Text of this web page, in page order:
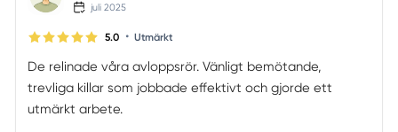
juli 2025
5.0 • Utmärkt
De relinade våra avloppsrör. Vänligt bemötande,
trevliga killar som jobbade effektivt och gjorde ett
utmärkt arbete.